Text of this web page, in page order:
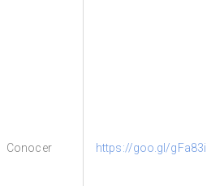
Conocer https://goo.gl/gFa83i